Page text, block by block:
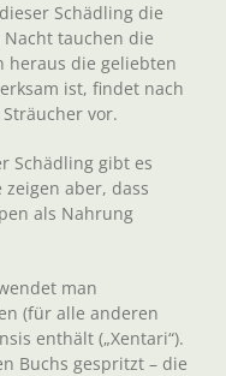
Schädling die
tauchen die
heraus die geliebten
ist, findet nach
vor.
Schädling gibt es
aber, dass
als Nahrung
man
(für alle anderen
enthält („Xentari“).
Buchs gespritzt – die